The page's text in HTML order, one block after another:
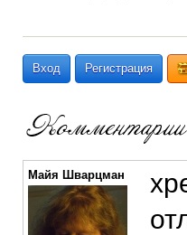
Вход Регистрация
Майя Шварцман